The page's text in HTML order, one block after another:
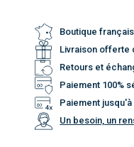
Boutique
Livraison offerte
Retours et
Paiement 100%
Paiement
Un besoin, un